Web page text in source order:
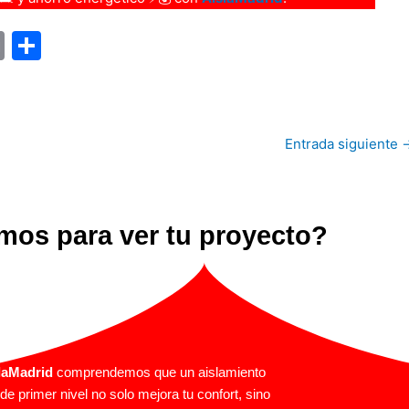
E
Entrada siguiente
para ver tu proyecto?
comprendemos que un aislamiento
primer nivel no solo mejora tu confort, sino